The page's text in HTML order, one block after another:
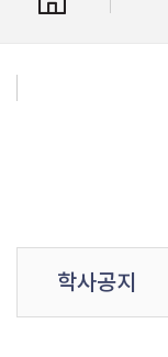
학사공지